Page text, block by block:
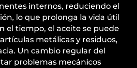
internos, reduciendo el
lo que prolonga la vida útil
el tiempo, el aceite se puede
metálicas y residuos,
Un cambio regular del
problemas mecánicos